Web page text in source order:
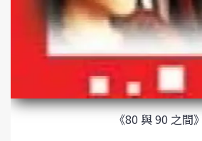
《80 與 90 之間》